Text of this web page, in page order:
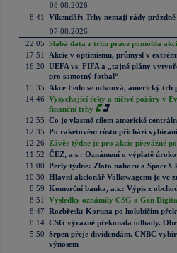
08.08.2026
8:41
Víkendář: Trhy nemají rády prázdné
07.08.2026
22:05 Slabá data z trhu práce pomohla
17:51
Akcie v optimismu, průmysl v
16:20 UEFA vs. FIFA a „tajné plány
pro samotný fotbal“
15:35
Akce Fedu se odsouvá, americký
14:46 Vysychající řeky a ničivé požáry v
finanční trhy
12:55 Co je vlastně cílem americké
12:35 Po raketovém růstu přichází
12:26
Závěr týdne je pro akcie převážně
11:52 ČEZ, a.s.: Oznámení o výplatě
11:00 Perly týdne: Zlato nahoru a SpaceX
10:30 Hlavní akcionář Volkswagenu je ve
8:59 Komerční banka, a.s.: Výpis z
8:51
Výsledky oznámily CSG a Gen
8:47 Rozbřesk: Koruna po holubičím
8:14 CSG výrazně překonala odhady.
5:50 Srpen přeje dividendám. CNBC
výnosem